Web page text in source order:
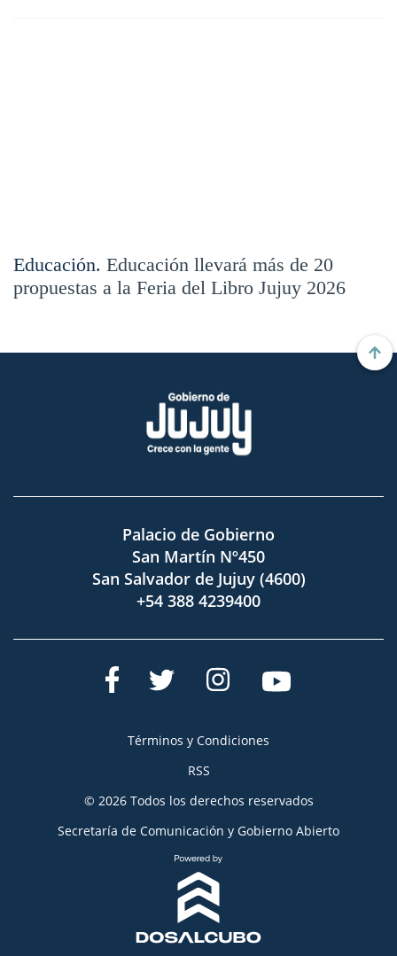
Educación. Educación llevará más de 20
propuestas a la Feria del Libro Jujuy 2026
Palacio de Gobierno
San Martín Nº450
San Salvador de Jujuy (4600)
+54 388 4239400
Términos y Condiciones
RSS
© 2026 Todos los derechos reservados
Secretaría de Comunicación y Gobierno Abierto